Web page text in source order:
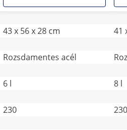
43 x 56 x 28 cm 41
Rozsdamentes acél
6 l 8 l
230 230